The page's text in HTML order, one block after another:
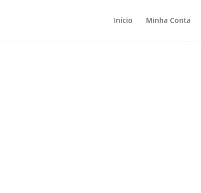
Início Minha Conta